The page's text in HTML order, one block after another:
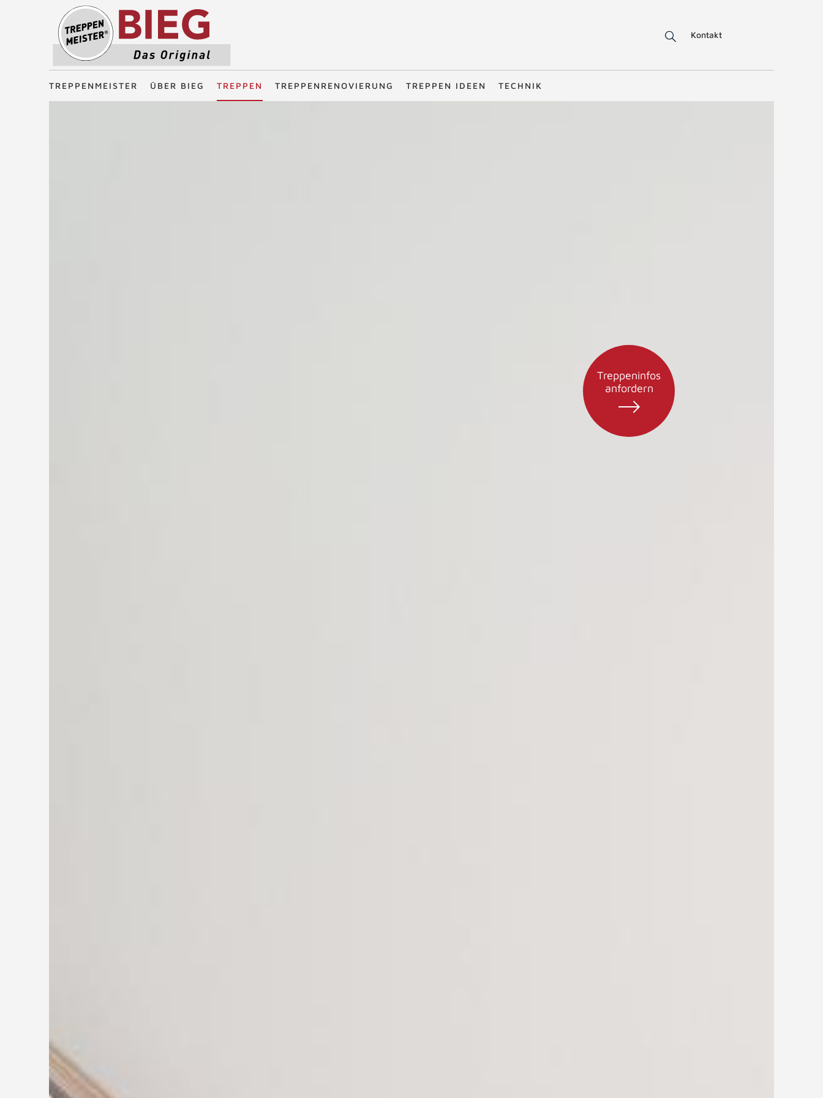
Treppenmeister - Das Original
Kontakt
TREPPENMEISTER ÜBER BIEG TREPPEN TREPPENRENOVIERUNG TREPPEN IDEEN TECHNIK
Treppeninfos
anfordern